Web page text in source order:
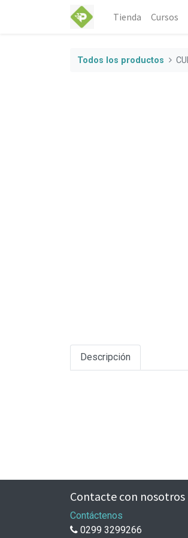
Tienda Cursos
Todos los productos
Descripción
Contacte con nosotros
Contáctenos
0299 3299266